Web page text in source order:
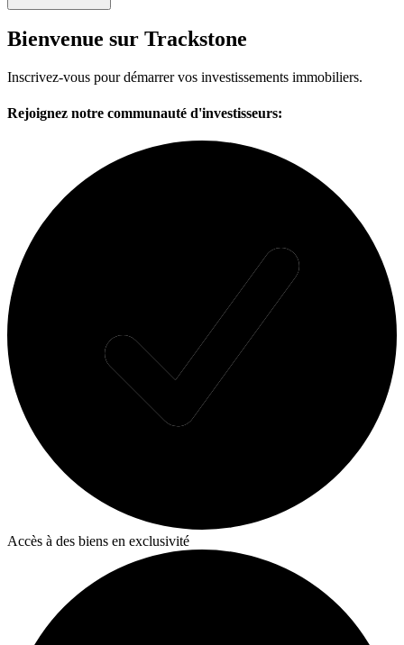
Bienvenue sur Trackstone
Inscrivez-vous pour démarrer vos investissements immobiliers.
Rejoignez notre communauté d'investisseurs:
Accès à des biens en exclusivité